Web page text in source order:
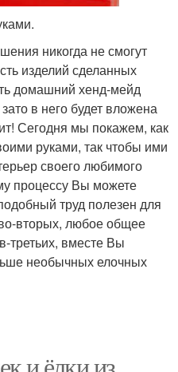
никогда не смогут
изделий сделанных
домашний хенд-мейд
в него будет вложена
Сегодня мы покажем, как
руками, так чтобы ими
своего любимого
процессу Вы можете
труд полезен для
вторых, любое общее
третьих, вместе Вы
необычных елочных